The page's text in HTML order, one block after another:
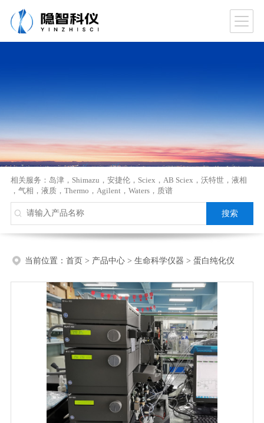
相关服务： 岛津， Shimazu ， 安捷伦， Sciex ， AB Sciex ， 沃特世， 液相
， 气相 ， 液质， Thermo ， Agilent ， Waters， 质谱
当前位置： 首页> 产品中心> 生命科学仪器 > 蛋白纯化仪